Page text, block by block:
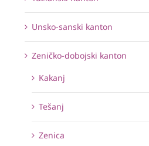
Unsko-sanski kanton
Zeničko-dobojski kanton
Kakanj
Tešanj
Zenica